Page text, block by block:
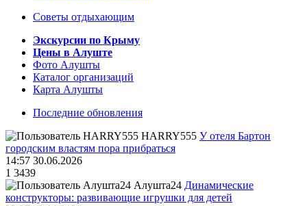
Советы отдыхающим
Экскурсии по Крыму
Цены в Алуште
Фото Алушты
Каталог организаций
Карта Алушты
Последние обновления
HARRY555 У отеля Бартон
городским властям пора прибраться
14:57 30.06.2026
1 3439
Алушта24 Динамические
конструкторы: развивающие игрушки для детей